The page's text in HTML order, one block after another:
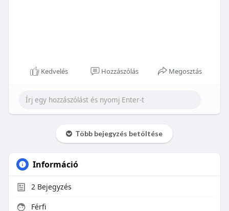
Kedvelés Hozzászólás Megosztás
Több bejegyzés betöltése
Információ
2Bejegyzés
Férfi